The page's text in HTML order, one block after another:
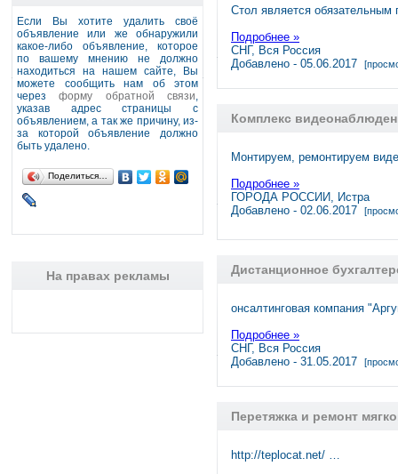
Если Вы хотите удалить своё
объявление или же обнаружили
какое-либо объявление, которое
по вашему мнению не должно
находиться на нашем сайте, Вы
можете сообщить нам об этом
черезформу обратной связи,
указав адрес страницы с
объявлением, а так же причину, из-
за которой объявление должно
быть удалено.
Поделиться…
На правах рекламы
Стол является
Подробнее »
СНГ, Вся Россия
Добавлено - 05.06.2017
Комплекс
Монтируем, ремонтируем
Подробнее »
ГОРОДА РОССИИ, Истра
Добавлено - 02.06.2017
Дистанционное
онсалтинговая компания
Подробнее »
СНГ, Вся Россия
Добавлено - 31.05.2017
Перетяжка и ремонт
http://teplocat.net/ …